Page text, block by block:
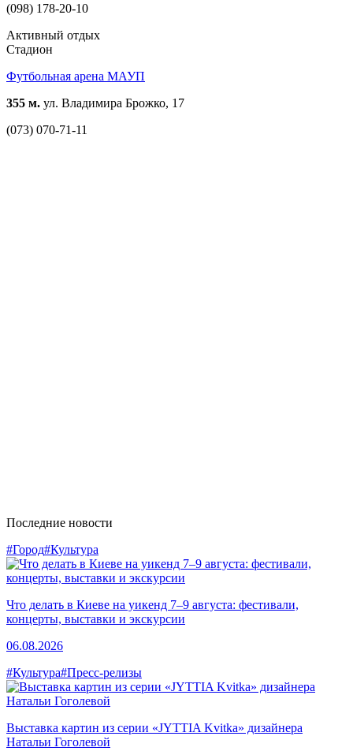
(098) 178-20-10
Активный отдых
Стадион
Футбольная арена МАУП
355 м. ул. Владимира Брожко, 17
(073) 070-71-11
Последние новости
#Город#Культура
Что делать в Киеве на уикенд 7–9 августа: фестивали,
концерты, выставки и экскурсии
06.08.2026
#Культура#Пресс-релизы
Выставка картин из серии «JYTTIA Kvitka» дизайнера
Натальи Гоголевой